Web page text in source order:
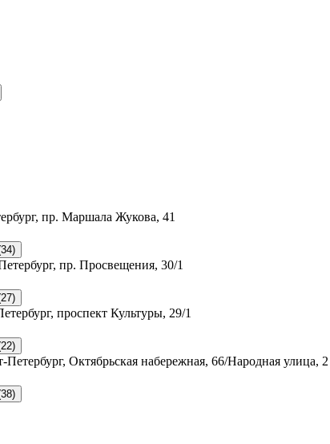
пр. Маршала Жукова, 41
пр. Просвещения, 30/1
проспект Культуры, 29/1
Петербург, Октябрьская набережная, 66/Народная улица, 2